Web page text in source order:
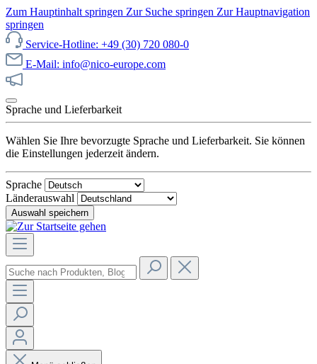
Zum Hauptinhalt springen Zur Suche springen Zur Hauptnavigation
springen
Service-Hotline: +49 (30) 720 080-0
E-Mail: info@nico-europe.com
Sprache und Lieferbarkeit
Wählen Sie Ihre bevorzugte Sprache und Lieferbarkeit. Sie können
die Einstellungen jederzeit ändern.
Sprache
Länderauswahl
Auswahl speichern